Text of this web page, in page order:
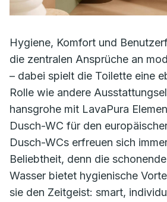
Hygiene, Komfort und
die zentralen Ansprüche an
– dabei spielt die Toilette eine
Rolle wie andere
hansgrohe mit LavaPura
Dusch-WC für den
Dusch-WCs erfreuen sich
Beliebtheit, denn die
Wasser bietet hygienische
sie den Zeitgeist: smart,